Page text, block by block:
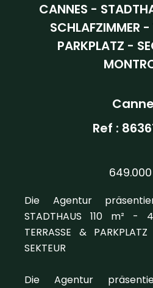
CANNES -
SCHLAFZIMMER -
PARKPLATZ -
Ref :
Die Agentur
STADTHAUS 110 m² -
TERRASSE &
SEKTEUR
Die Agentur